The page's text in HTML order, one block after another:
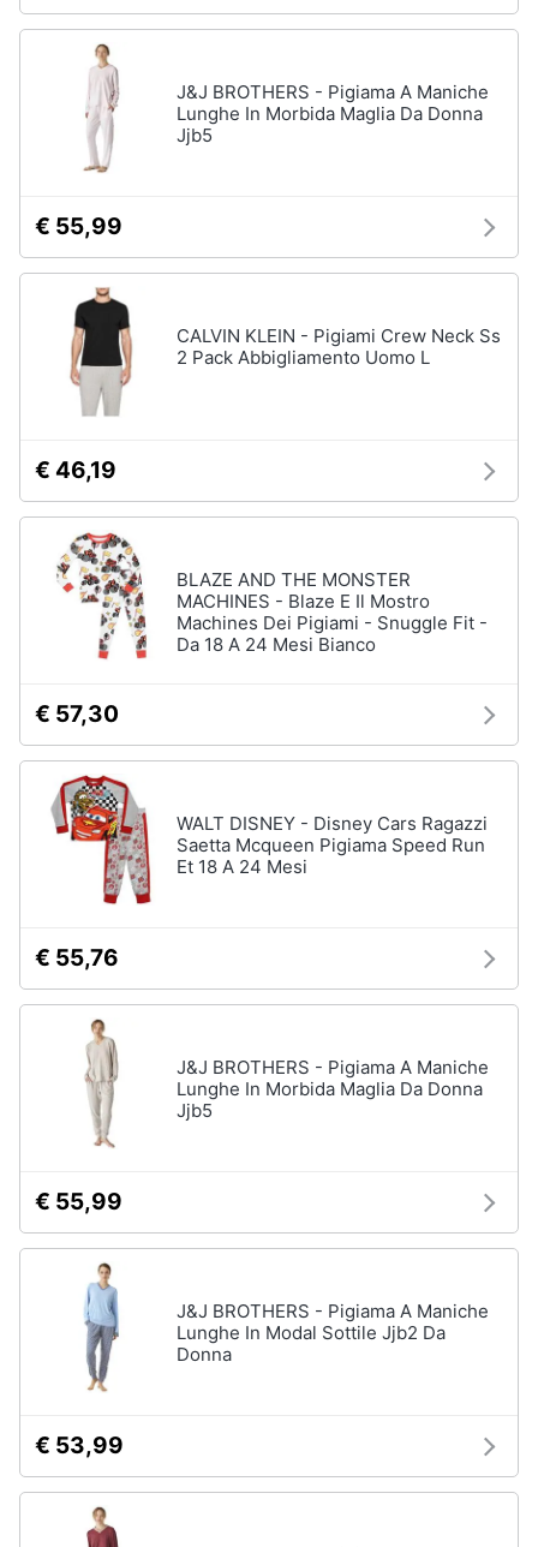
J&J BROTHERS - Pigiama A Maniche
Lunghe In Morbida Maglia Da Donna
Jjb5
€ 55,99
CALVIN KLEIN - Pigiami Crew Neck Ss
2 Pack Abbigliamento Uomo L
€ 46,19
BLAZE AND THE MONSTER
MACHINES - Blaze E Il Mostro
Machines Dei Pigiami - Snuggle Fit -
Da 18 A 24 Mesi Bianco
€ 57,30
WALT DISNEY - Disney Cars Ragazzi
Saetta Mcqueen Pigiama Speed Run
Et 18 A 24 Mesi
€ 55,76
J&J BROTHERS - Pigiama A Maniche
Lunghe In Morbida Maglia Da Donna
Jjb5
€ 55,99
J&J BROTHERS - Pigiama A Maniche
Lunghe In Modal Sottile Jjb2 Da
Donna
€ 53,99